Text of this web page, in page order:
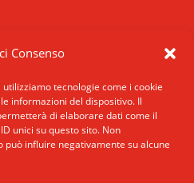
Consenso
tecnologie come i cookie
informazioni del dispositivo. Il
di elaborare dati come il
unici su questo sito. Non
influire negativamente su alcune
di Sales 5, 00165
17, 20123 Milano